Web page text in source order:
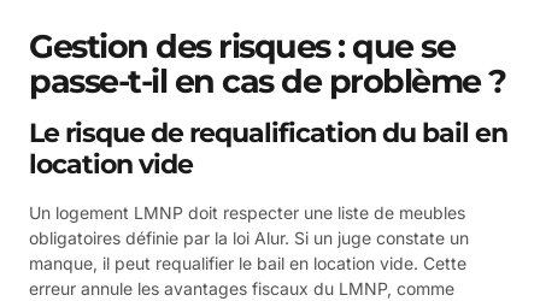
Gestion des risques : que se
passe-t-il en cas de problème ?
Le risque de requalification du bail en
location vide
Un logement LMNP doit respecter une liste de meubles
obligatoires définie par la loi Alur. Si un juge constate un
manque, il peut requalifier le bail en location vide. Cette
erreur annule les avantages fiscaux du LMNP, comme